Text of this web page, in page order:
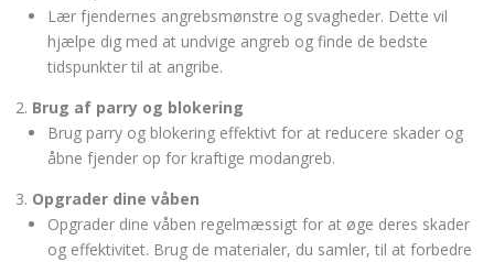
Lær fjendernes angrebsmønstre og svagheder. Dette vil
hjælpe dig med at undvige angreb og finde de bedste
tidspunkter til at angribe.
Brug af parry og blokering
Brug parry og blokering effektivt for at reducere skader og
åbne fjender op for kraftige modangreb.
Opgrader dine våben
Opgrader dine våben regelmæssigt for at øge deres skader
og effektivitet. Brug de materialer, du samler, til at forbedre